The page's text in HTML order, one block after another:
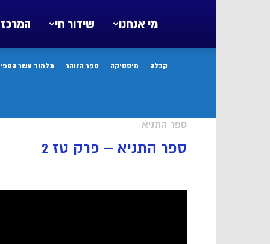
המרכז שידור חי מי אנחנו
קבלה מיסטיקה ספר הזוהר תלמוד עשר
ספר התניא
ספר התניא – פרק טז 2